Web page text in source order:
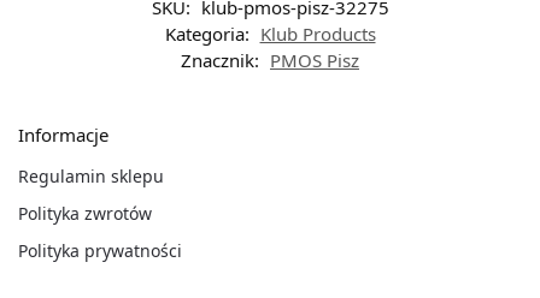
SKU: klub-pmos-pisz-32275
Kategoria: Klub Products
Znacznik: PMOS Pisz
Informacje
Regulamin sklepu
Polityka zwrotów
Polityka prywatności